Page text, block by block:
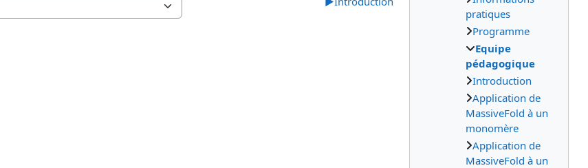
pratiques
Programme
Equipe
pédagogique
Introduction
Application de
MassiveFold à un
monomère
Application de
MassiveFold à un